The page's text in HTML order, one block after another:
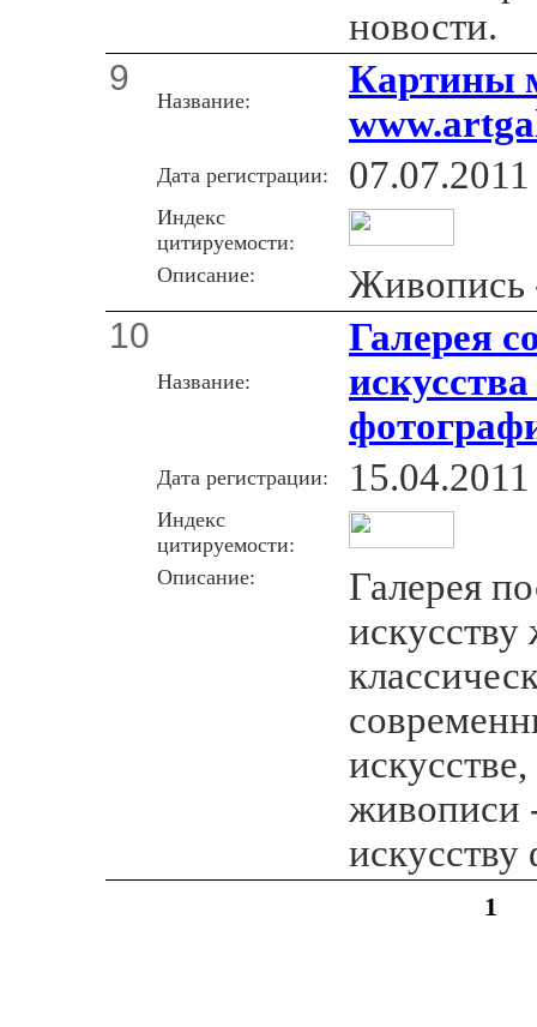
новости.
9
Название:
Картины
Дата регистрации: 07.07.2011
Индекс
цитируемости:
Описание:
Живопись
10
Название:
Галерея
Дата регистрации: 15.04.2011
Индекс
цитируемости:
Описание:
Галерея
живописи
1